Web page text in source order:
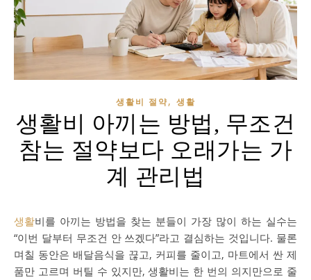
생활비 절약, 생활
생활비 아끼는 방법, 무조건
참는 절약보다 오래가는 가
계 관리법
생활비를 아끼는 방법을 찾는 분들이 가장 많이 하는 실수는
“이번 달부터 무조건 안 쓰겠다”라고 결심하는 것입니다. 물론
며칠 동안은 배달음식을 끊고, 커피를 줄이고, 마트에서 싼 제
품만 고르며 버틸 수 있지만, 생활비는 한 번의 의지만으로 줄